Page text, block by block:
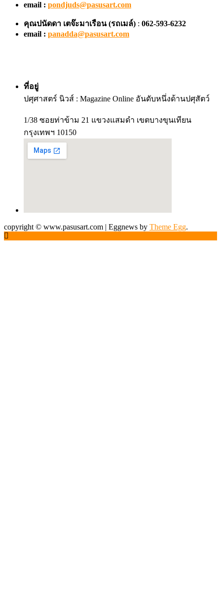
email : pondjuds@pasusart.com
คุณปนัดดา เตจ๊ะมาเรือน (รถเมล์) : 062-593-6232
email : panadda@pasusart.com
ที่อยู่
ปศุศาสตร์ นิวส์ : Magazine Online อันดับหนึ่งด้านปศุสัตว์
1/38 ซอยท่าข้าม 21 แขวงแสมดำ เขตบางขุนเทียน
กรุงเทพฯ 10150
copyright © www.pasusart.com | Eggnews by Theme Egg.